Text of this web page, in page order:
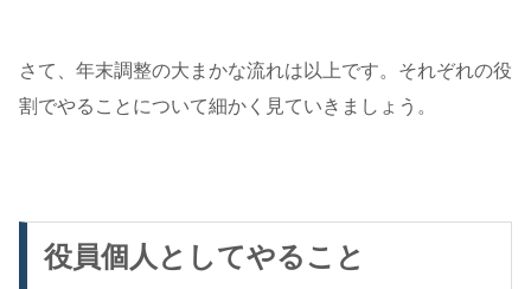
さて、年末調整の大まかな流れは以上です。それぞれの役
割でやることについて細かく見ていきましょう。
役員個人としてやること